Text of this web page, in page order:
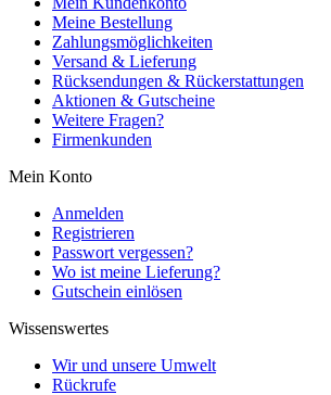
Meine Bestellung
Zahlungsmöglichkeiten
Versand & Lieferung
Rücksendungen & Rückerstattungen
Aktionen & Gutscheine
Weitere Fragen?
Firmenkunden
Mein Konto
Anmelden
Registrieren
Passwort vergessen?
Wo ist meine Lieferung?
Gutschein einlösen
Wissenswertes
Wir und unsere Umwelt
Rückrufe